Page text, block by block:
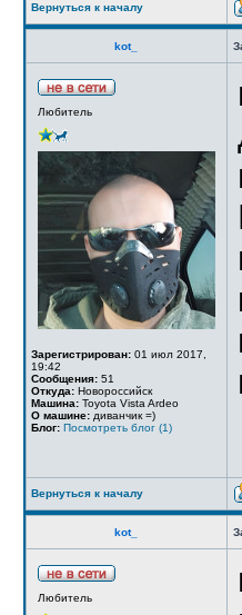
Вернуться к началу
kot_
Любитель
Зарегистрирован: 01 июл 2017,
19:42
Сообщения: 51
Откуда: Новороссийск
Машина: Toyota Vista Ardeo
О машине: диванчик =)
Блог: Посмотреть блог (1)
Вернуться к началу
kot_
Любитель